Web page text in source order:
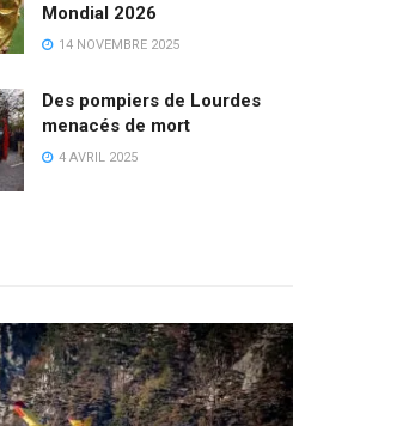
Mondial 2026
14 NOVEMBRE 2025
Des pompiers de Lourdes
menacés de mort
4 AVRIL 2025